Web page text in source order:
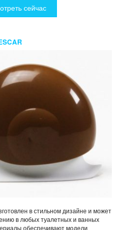
сейчас
в стильном дизайне и может
в любых туалетных и ванных
обеспечивают модели